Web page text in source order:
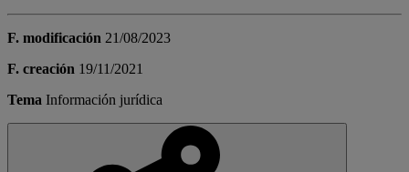
F. modificación 21/08/2023
F. creación 19/11/2021
Tema Información jurídica